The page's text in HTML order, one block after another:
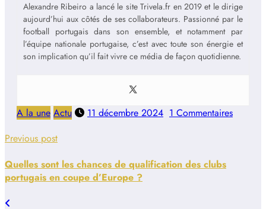
Alexandre Ribeiro a lancé le site Trivela.fr en 2019 et le dirige
aujourd’hui aux côtés de ses collaborateurs. Passionné par le
football portugais dans son ensemble, et notamment par
l’équipe nationale portugaise, c’est avec toute son énergie et
son implication qu’il fait vivre ce média de façon quotidienne.
A la une Actu 11 décembre 2024 1 Commentaires
Previous post
Quelles sont les chances de qualification des clubs
portugais en coupe d’Europe ?